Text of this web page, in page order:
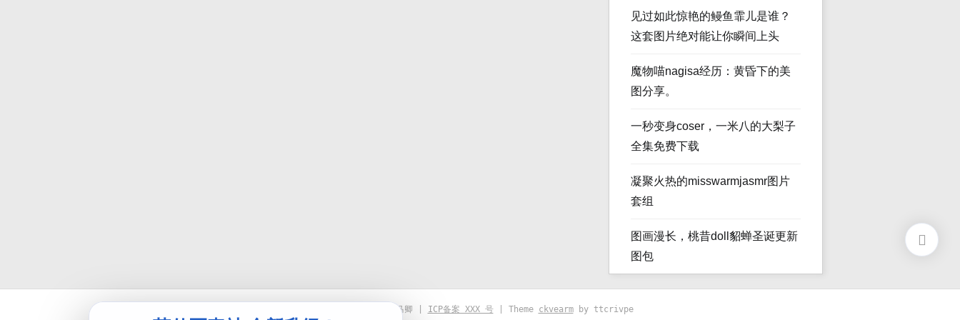
见过如此惊艳的鳗鱼霏儿是谁？
这套图片绝对能让你瞬间上头
魔物喵nagisa经历：黄昏下的美
图分享。
一秒变身coser，一米八的大梨子
全集免费下载
凝聚火热的misswarmjasmr图片
套组
图画漫长，桃昔doll貂蝉圣诞更新
图包
© 2021-2026 优马卿 | ICP备案 XXX 号| Theme ckvearmby ttcrivpe